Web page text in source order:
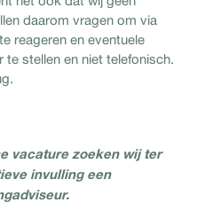
daarom vragen om via
reageren en eventuele
te stellen en niet telefonisch.
vacature zoeken wij ter
invulling een